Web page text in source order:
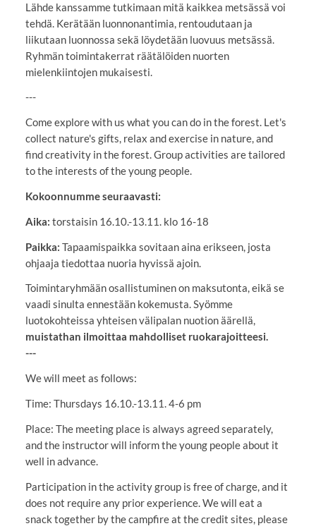
Lähde kanssamme tutkimaan mitä kaikkea metsässä voi
tehdä. Kerätään luonnonantimia, rentoudutaan ja
liikutaan luonnossa sekä löydetään luovuus metsässä.
Ryhmän toimintakerrat räätälöiden nuorten
mielenkiintojen mukaisesti.
---
Come explore with us what you can do in the forest. Let's
collect nature's gifts, relax and exercise in nature, and
find creativity in the forest. Group activities are tailored
to the interests of the young people.
Kokoonnumme seuraavasti:
Aika: torstaisin 16.10.-13.11. klo 16-18
Paikka: Tapaamispaikka sovitaan aina erikseen, josta
ohjaaja tiedottaa nuoria hyvissä ajoin.
Toimintaryhmään osallistuminen on maksutonta, eikä se
vaadi sinulta ennestään kokemusta. Syömme
luotokohteissa yhteisen välipalan nuotion äärellä,
muistathan ilmoittaa mahdolliset ruokarajoitteesi.
---
We will meet as follows:
Time: Thursdays 16.10.-13.11. 4-6 pm
Place: The meeting place is always agreed separately,
and the instructor will inform the young people about it
well in advance.
Participation in the activity group is free of charge, and it
does not require any prior experience. We will eat a
snack together by the campfire at the credit sites, please